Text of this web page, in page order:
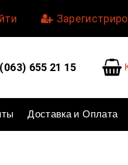
655 21 15
Доставка и Оплата